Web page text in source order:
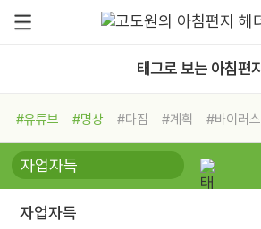
태그로 보는 아침편지
#유튜브 #명상 #다짐 #계획 #바이러스
#비전캠프
#독서캠프 #삶
#희망
#나눔 #친구 #링컨학교
#독서
#건강
자업자득